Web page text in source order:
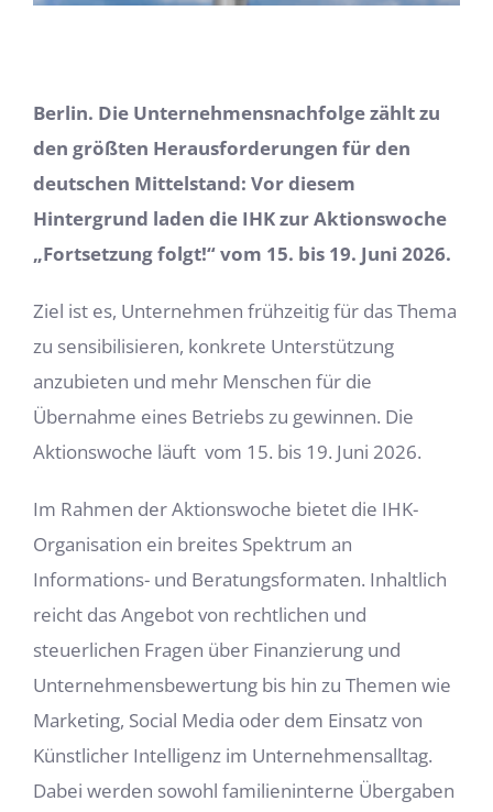
Berlin. Die Unternehmensnachfolge zählt zu
den größten Herausforderungen für den
deutschen Mittelstand: Vor diesem
Hintergrund laden die IHK zur Aktionswoche
„Fortsetzung folgt!“ vom 15. bis 19. Juni 2026.
Ziel ist es, Unternehmen frühzeitig für das Thema
zu sensibilisieren, konkrete Unterstützung
anzubieten und mehr Menschen für die
Übernahme eines Betriebs zu gewinnen. Die
Aktionswoche läuft vom 15. bis 19. Juni 2026.
Im Rahmen der Aktionswoche bietet die IHK-
Organisation ein breites Spektrum an
Informations- und Beratungsformaten. Inhaltlich
reicht das Angebot von rechtlichen und
steuerlichen Fragen über Finanzierung und
Unternehmensbewertung bis hin zu Themen wie
Marketing, Social Media oder dem Einsatz von
Künstlicher Intelligenz im Unternehmensalltag.
Dabei werden sowohl familieninterne Übergaben